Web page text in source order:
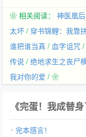
❀ 相关阅读： 神医凰
太坏 / 穿书锦鲤：我靠
谁把谁当真 / 血字诅咒 /
传说 / 绝地求生之丧尸
我对你的爱 / ❀
《完蛋！我成替
完本感言！